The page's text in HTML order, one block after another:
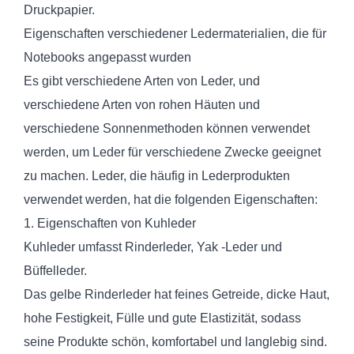
Druckpapier.
Eigenschaften verschiedener Ledermaterialien, die für
Notebooks angepasst wurden
Es gibt verschiedene Arten von Leder, und
verschiedene Arten von rohen Häuten und
verschiedene Sonnenmethoden können verwendet
werden, um Leder für verschiedene Zwecke geeignet
zu machen. Leder, die häufig in Lederprodukten
verwendet werden, hat die folgenden Eigenschaften:
1. Eigenschaften von Kuhleder
Kuhleder umfasst Rinderleder, Yak -Leder und
Büffelleder.
Das gelbe Rinderleder hat feines Getreide, dicke Haut,
hohe Festigkeit, Fülle und gute Elastizität, sodass
seine Produkte schön, komfortabel und langlebig sind.